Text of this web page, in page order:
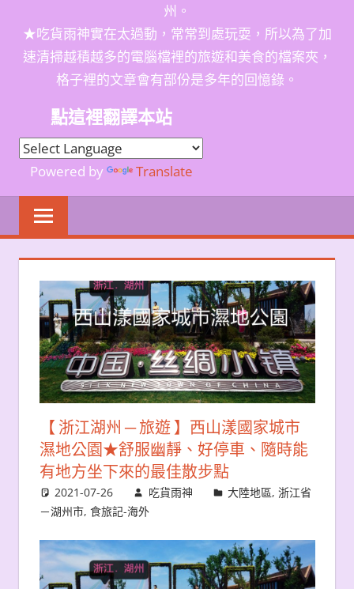
州。
★吃貨雨神實在太過動，常常到處玩耍，所以為了加
速清掃越積越多的電腦檔裡的旅遊和美食的檔案夾，
格子裡的文章會有部份是多年的回憶錄。
點這裡翻譯本站
Powered by Translate
【 浙江湖州 ─ 旅遊 】西山漾國家城市
濕地公園★舒服幽靜、好停車、隨時能
有地方坐下來的最佳散步點
2021-07-26 吃貨雨神 大陸地區,浙江省
－湖州市, 食旅記-海外